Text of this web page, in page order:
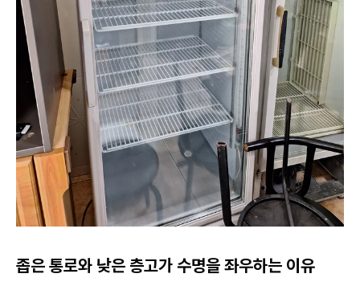
좁은 통로와 낮은 층고가 수명을 좌우하는 이유